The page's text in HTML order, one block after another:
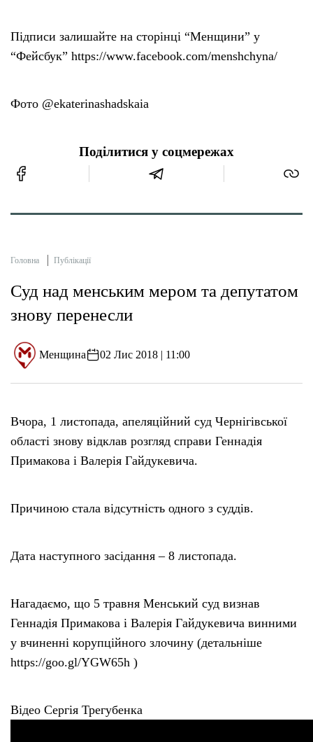
Підписи залишайте на сторінці “Менщини” у
“Фейсбук” https://www.facebook.com/menshchyna/
Фото @ekaterinashadskaia
Поділитися у соцмережах
Головна Публікації
Суд над менським мером та депутатом
знову перенесли
Менщина 02 Лис 2018 | 11:00
Вчора, 1 листопада, апеляційний суд Чернігівської
області знову відклав розгляд справи Геннадія
Примакова і Валерія Гайдукевича.
Причиною стала відсутність одного з суддів.
Дата наступного засідання – 8 листопада.
Нагадаємо, що 5 травня Менський суд визнав
Геннадія Примакова і Валерія Гайдукевича винними
у вчиненні корупційного злочину (детальніше
https://goo.gl/YGW65h )
Відео Сергія Трегубенка